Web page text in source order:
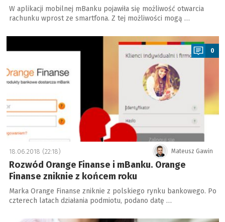
W aplikacji mobilnej mBanku pojawiła się możliwość otwarcia
rachunku wprost ze smartfona. Z tej możliwości mogą …
a
0
Mateusz Gawin
18.06.2018 (22:18)
Rozwód Orange Finanse i mBanku. Orange
Finanse zniknie z końcem roku
Marka Orange Finanse zniknie z polskiego rynku bankowego. Po
czterech latach działania podmiotu, podano datę …